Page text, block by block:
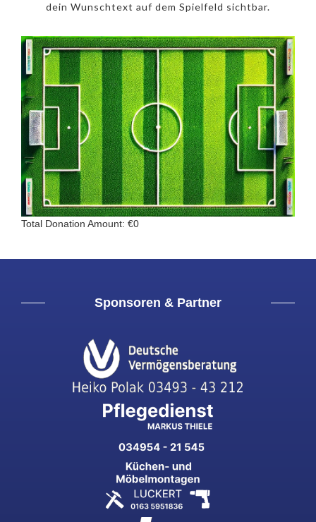
dein Wunschtext auf dem Spielfeld sichtbar.
Total Donation Amount: €0
Sponsoren & Partner